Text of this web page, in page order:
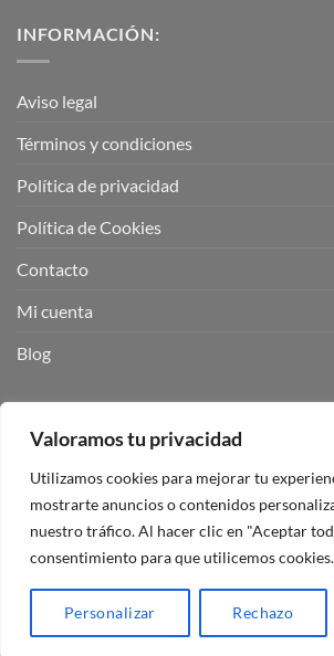
Valoramos tu privacidad
Utilizamos cookies para mejorar tu
mostrarte anuncios o contenidos
nuestro tráfico. Al hacer clic en "Aceptar
consentimiento para que utilicemos cookies.
Personalizar Rechazo
INFORMACIÓN:
Aviso legal
Términos y condiciones
Política de privacidad
Política de Cookies
Contacto
Mi cuenta
Blog
Visa PayPal
Copyright 2026 ©Mando Garaje Universal